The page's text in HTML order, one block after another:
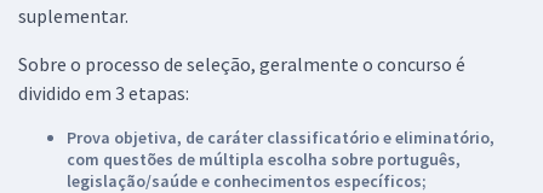
suplementar.
Sobre o processo de seleção, geralmente o concurso é
dividido em 3 etapas:
Prova objetiva, de caráter classificatório e eliminatório,
com questões de múltipla escolha sobre português,
legislação/saúde e conhecimentos específicos;